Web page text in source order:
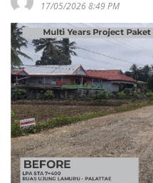
17/05/2026 8:49 PM